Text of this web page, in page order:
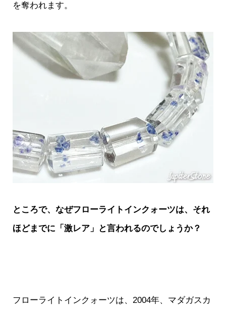
を奪われます。
ところで、なぜフローライトインクォーツは、それ
ほどまでに「激レア」と言われるのでしょうか？
フローライトインクォーツは、2004年、マダガスカ